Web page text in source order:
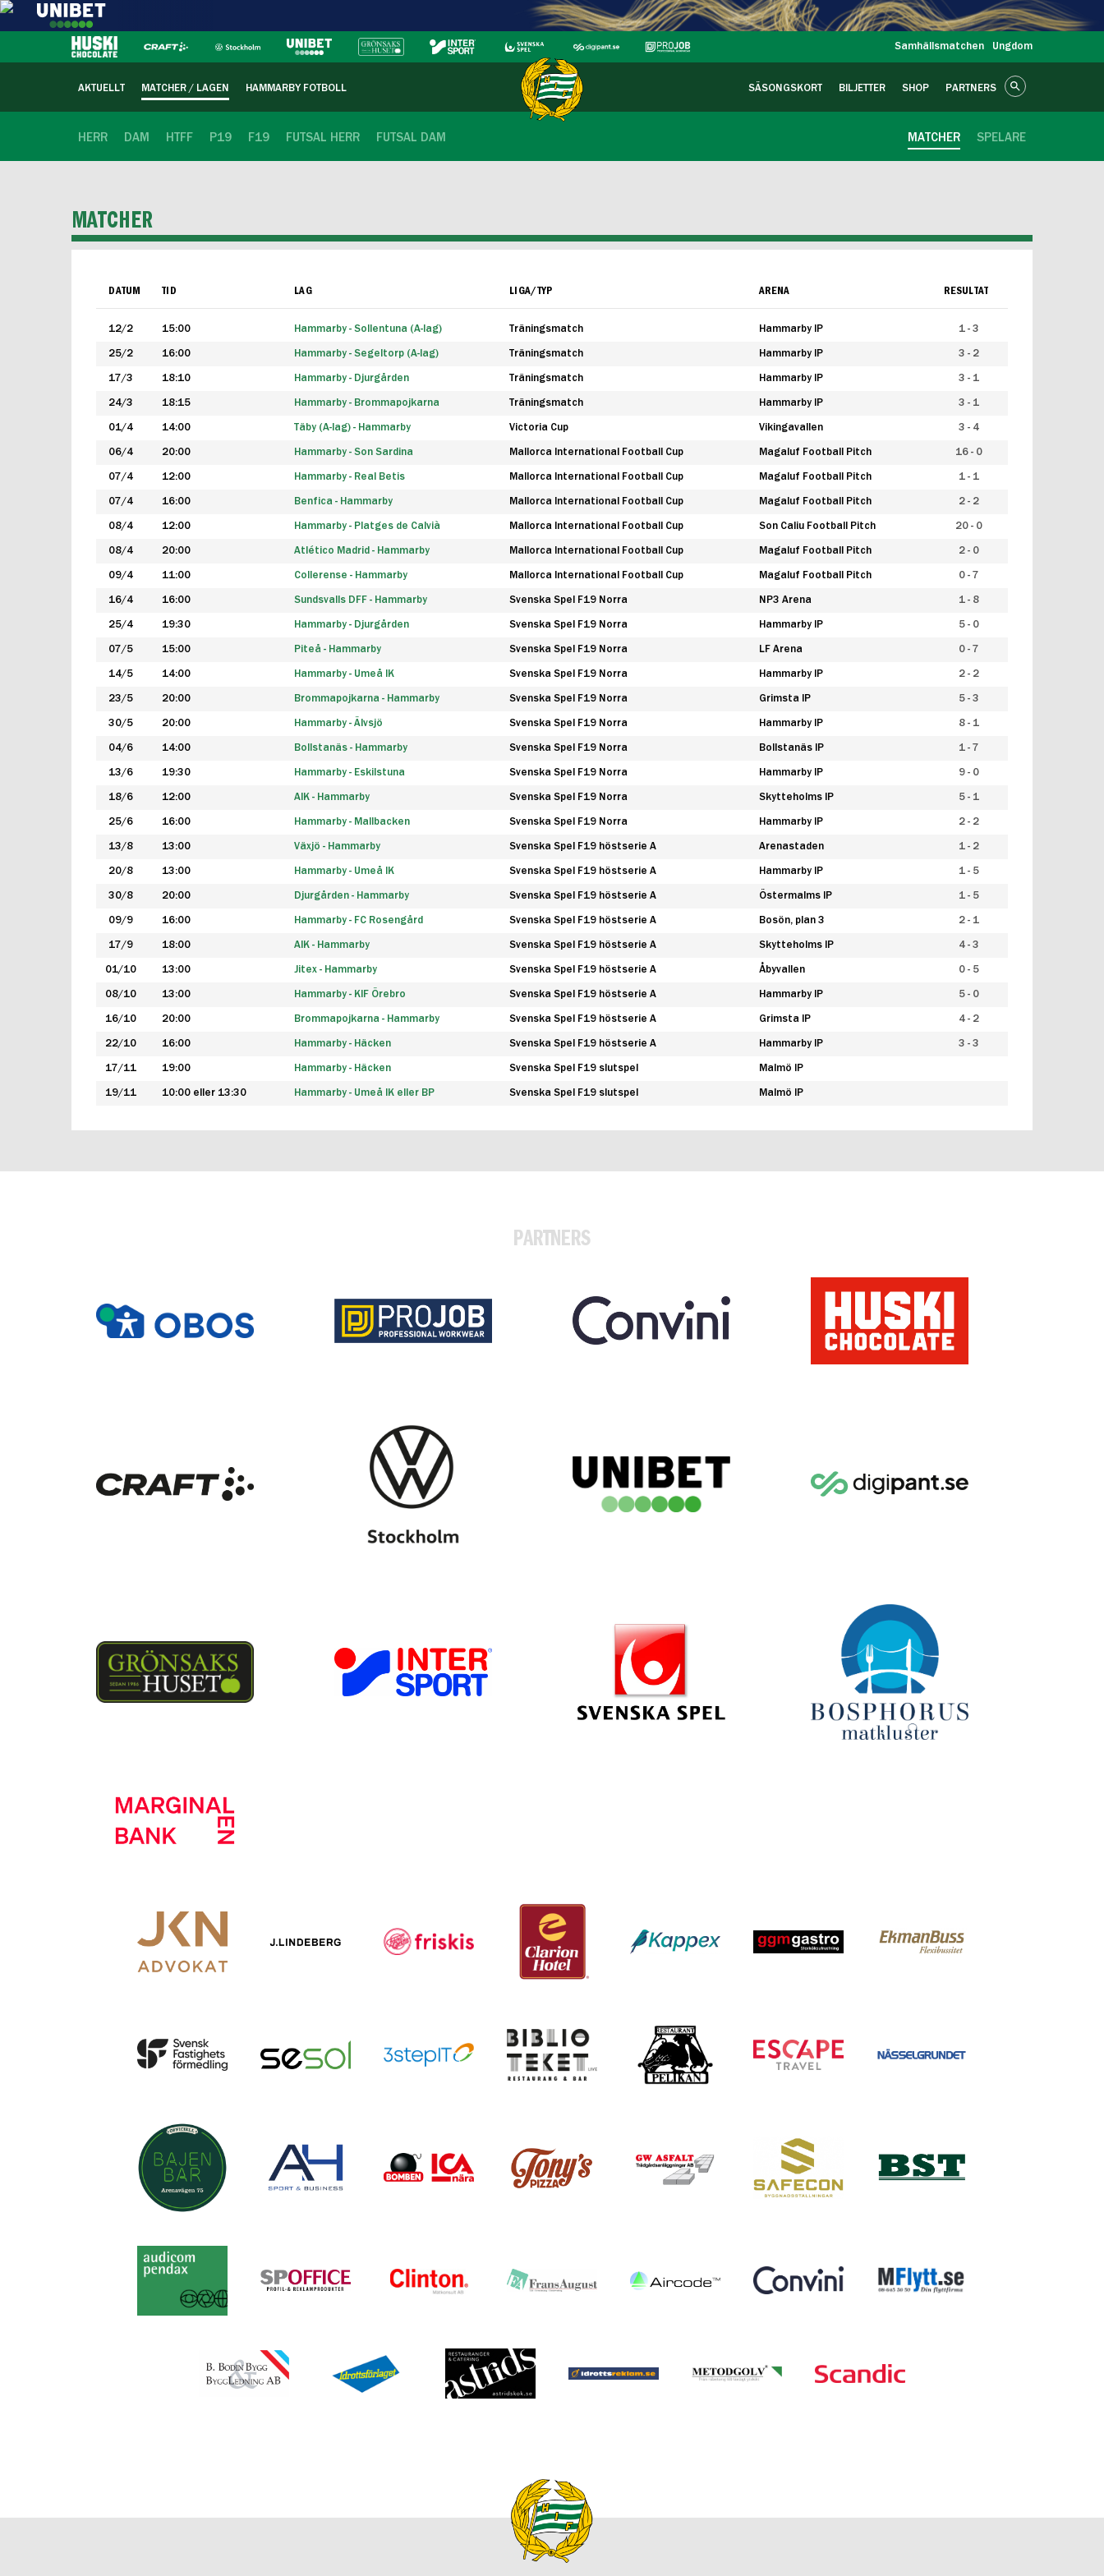
Samhällsmatchen Ungdom
AKTUELLT MATCHER / LAGEN HAMMARBY FOTBOLL SÄSONGSKORT BILJETTER SHOP PARTNERS
HERR DAM HTFF P19 F19 FUTSAL HERR FUTSAL DAM SPELARE
MATCHER
MATCHER
DATUM TID LAG LIGA/TYP ARENA RESULTAT
12/2 15:00 Hammarby - Sollentuna (A-lag) Träningsmatch Hammarby IP 1 - 3
25/2 16:00 Hammarby - Segeltorp (A-lag) Träningsmatch Hammarby IP 3 - 2
17/3 18:10 Hammarby - Djurgården Träningsmatch Hammarby IP 3 - 1
24/3 18:15 Hammarby - Brommapojkarna Träningsmatch Hammarby IP 3 - 1
01/4 14:00 Täby (A-lag) - Hammarby Victoria Cup Vikingavallen 3 - 4
06/4 20:00 Hammarby - Son Sardina Mallorca International Football Cup Magaluf Football Pitch 16 - 0
07/4 12:00 Hammarby - Real Betis Mallorca International Football Cup Magaluf Football Pitch 1 - 1
07/4 16:00 Benfica - Hammarby Mallorca International Football Cup Magaluf Football Pitch 2 - 2
08/4 12:00 Hammarby - Platges de Calvià Mallorca International Football Cup Son Caliu Football Pitch 20 - 0
08/4 20:00 Atlético Madrid - Hammarby Mallorca International Football Cup Magaluf Football Pitch 2 - 0
09/4 11:00 Collerense - Hammarby Mallorca International Football Cup Magaluf Football Pitch 0 - 7
16/4 16:00 Sundsvalls DFF - Hammarby Svenska Spel F19 Norra NP3 Arena 1 - 8
25/4 19:30 Hammarby - Djurgården Svenska Spel F19 Norra Hammarby IP 5 - 0
07/5 15:00 Piteå - Hammarby Svenska Spel F19 Norra LF Arena 0 - 7
14/5 14:00 Hammarby - Umeå IK Svenska Spel F19 Norra Hammarby IP 2 - 2
23/5 20:00 Brommapojkarna - Hammarby Svenska Spel F19 Norra Grimsta IP 5 - 3
30/5 20:00 Hammarby - Älvsjö Svenska Spel F19 Norra Hammarby IP 8 - 1
04/6 14:00 Bollstanäs - Hammarby Svenska Spel F19 Norra Bollstanäs IP 1 - 7
13/6 19:30 Hammarby - Eskilstuna Svenska Spel F19 Norra Hammarby IP 9 - 0
18/6 12:00 AIK - Hammarby Svenska Spel F19 Norra Skytteholms IP 5 - 1
25/6 16:00 Hammarby - Mallbacken Svenska Spel F19 Norra Hammarby IP 2 - 2
13/8 13:00 Växjö - Hammarby Svenska Spel F19 höstserie A Arenastaden 1 - 2
20/8 13:00 Hammarby - Umeå IK Svenska Spel F19 höstserie A Hammarby IP 1 - 5
30/8 20:00 Djurgården - Hammarby Svenska Spel F19 höstserie A Östermalms IP 1 - 5
09/9 16:00 Hammarby - FC Rosengård Svenska Spel F19 höstserie A Bosön, plan 3 2 - 1
17/9 18:00 AIK - Hammarby Svenska Spel F19 höstserie A Skytteholms IP 4 - 3
01/10 13:00 Jitex - Hammarby Svenska Spel F19 höstserie A Åbyvallen 0 - 5
08/10 13:00 Hammarby - KIF Örebro Svenska Spel F19 höstserie A Hammarby IP 5 - 0
16/10 20:00 Brommapojkarna - Hammarby Svenska Spel F19 höstserie A Grimsta IP 4 - 2
22/10 16:00 Hammarby - Häcken Svenska Spel F19 höstserie A Hammarby IP 3 - 3
17/11 19:00 Hammarby - Häcken Svenska Spel F19 slutspel Malmö IP
19/11 10:00 eller 13:30 Hammarby - Umeå IK eller BP Svenska Spel F19 slutspel Malmö IP
PARTNERS